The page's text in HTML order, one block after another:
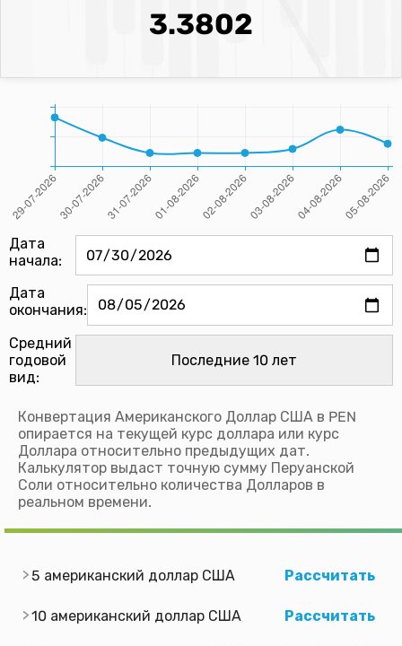
3.3802
Дата
начала:
Дата
окончания:
Средний
годовой
вид:
Конвертация Американского Доллар США в PEN
опирается на текущей курс доллара или курс
Доллара относительно предыдущих дат.
Калькулятор выдаст точную сумму Перуанской
Соли относительно количества Долларов в
реальном времени.
5 американский доллар США Рассчитать
10 американский доллар США Рассчитать